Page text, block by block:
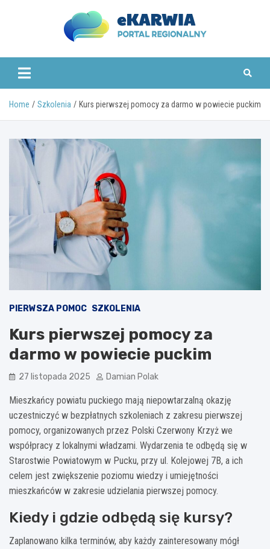
www.ekarwia.pl
Home Szkolenia Kurs pierwszej pomocy za darmo w powiecie puckim
PIERWSZA POMOC SZKOLENIA
Kurs pierwszej pomocy za
darmo w powiecie puckim
27 listopada 2025 Damian Polak
Mieszkańcy powiatu puckiego mają niepowtarzalną okazję
uczestniczyć w bezpłatnych szkoleniach z zakresu pierwszej
pomocy, organizowanych przez Polski Czerwony Krzyż we
współpracy z lokalnymi władzami. Wydarzenia te odbędą się w
Starostwie Powiatowym w Pucku, przy ul. Kolejowej 7B, a ich
celem jest zwiększenie poziomu wiedzy i umiejętności
mieszkańców w zakresie udzielania pierwszej pomocy.
Kiedy i gdzie odbędą się kursy?
Zaplanowano kilka terminów, aby każdy zainteresowany mógł